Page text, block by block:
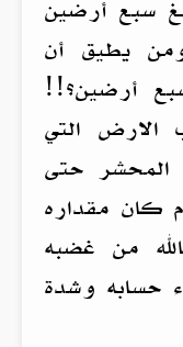
سبع أرضين
يطيق أن
أرضين؟!!
التي
المحشر حتى
كان مقداره
من غضبه
حسابه وشدة